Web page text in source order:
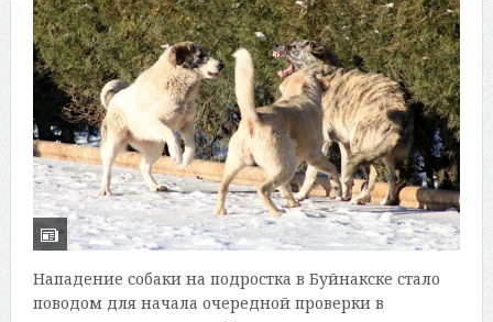
Нападение собаки на подростка в Буйнакске стало
поводом для начала очередной проверки в